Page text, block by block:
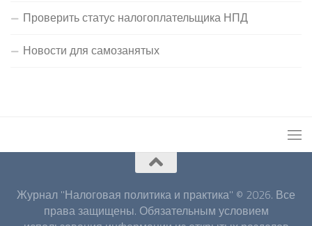
Проверить статус налогоплательщика НПД
Новости для самозанятых
Журнал "Налоговая политика и практика" © 2026. Все
права защищены. Обязательным условием